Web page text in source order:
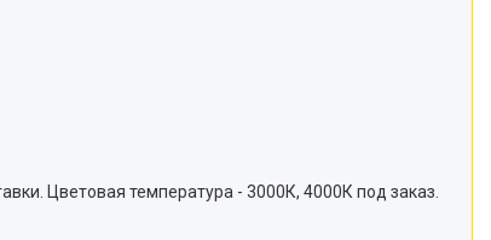
Цветовая температура - 3000К, 4000К под заказ.